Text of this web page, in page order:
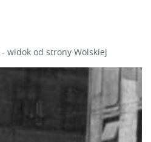
widok od strony Wolskiej